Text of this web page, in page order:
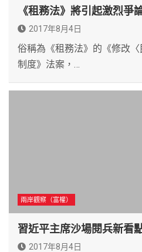
《租務法》將引起激烈爭
2017年8月4日
俗稱為《租務法》的《修改
制度》法案，…
兩岸觀察（富權）
習近平主席沙場閱兵新看
2017年8月4日